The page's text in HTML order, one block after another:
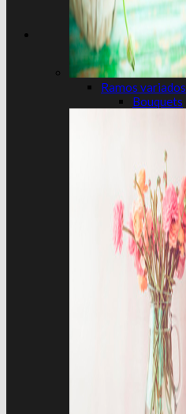
Ramos variados
Bouquets